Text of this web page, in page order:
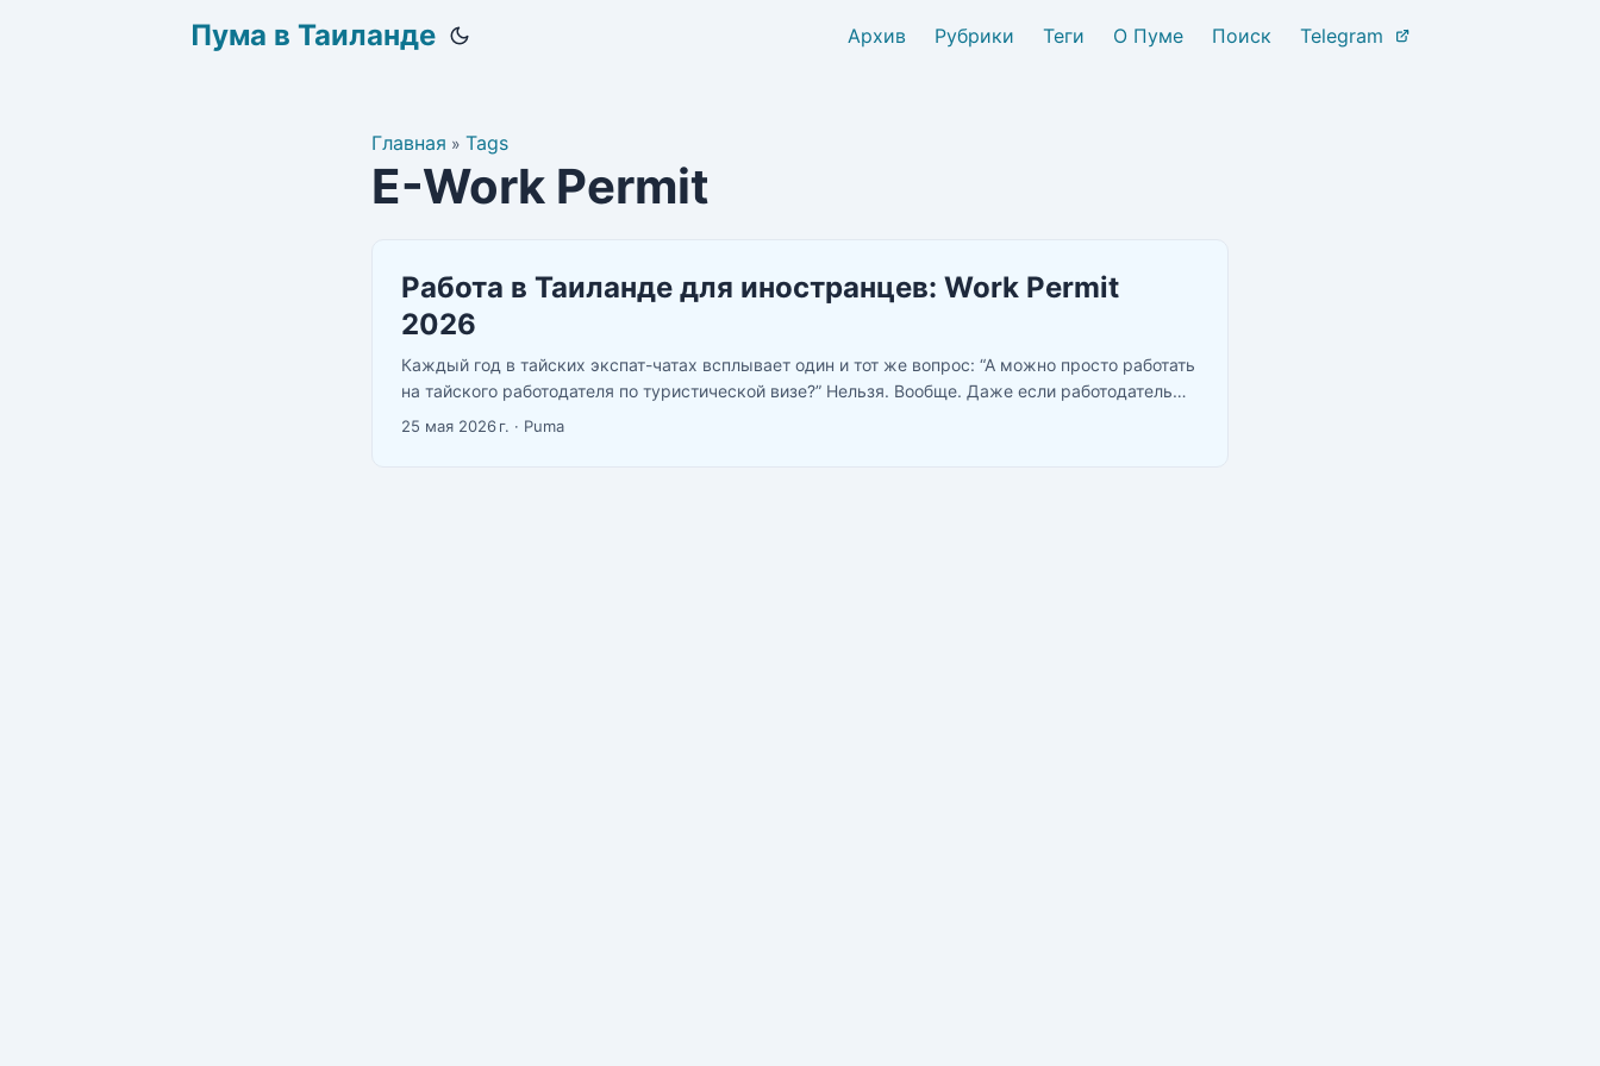
Пума в Таиланде Архив Рубрики Теги О Пуме Поиск Telegram
Главная » Tags
E-Work Permit
Работа в Таиланде для иностранцев: Work Permit
2026
Каждый год в тайских экспат-чатах всплывает один и тот же вопрос: “А можно просто работать
на тайского работодателя по туристической визе?” Нельзя. Вообще. Даже если работодатель
согласен, даже если офис в пяти минутах от пляжа, даже если вы просто “помогаете другу”.
25 мая 2026 г. · Puma